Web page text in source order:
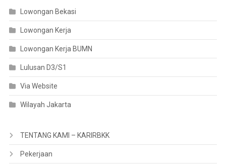
Lowongan Bekasi
Lowongan Kerja
Lowongan Kerja BUMN
Lulusan D3/S1
Via Website
Wilayah Jakarta
TENTANG KAMI – KARIRBKK
Pekerjaan